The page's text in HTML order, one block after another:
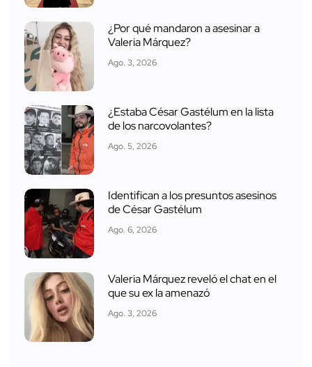
¿Por qué mandaron a asesinar a
Valeria Márquez?
Ago. 3, 2026
¿Estaba César Gastélum en la lista
de los narcovolantes?
Ago. 5, 2026
Identifican a los presuntos asesinos
de César Gastélum
Ago. 6, 2026
Valeria Márquez reveló el chat en el
que su ex la amenazó
Ago. 3, 2026